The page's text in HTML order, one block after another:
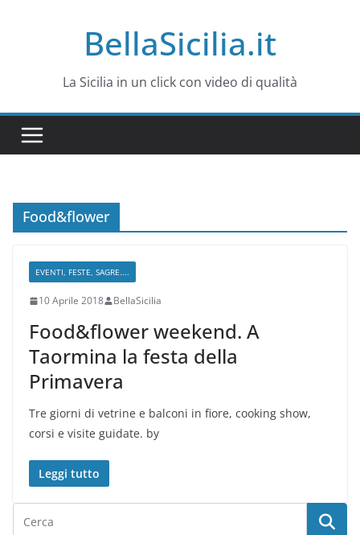
BellaSicilia.it
La Sicilia in un click con video di qualità
Food&flower
EVENTI, FESTE, SAGRE....
10 Aprile 2018 BellaSicilia
Food&flower weekend. A
Taormina la festa della
Primavera
Tre giorni di vetrine e balconi in fiore, cooking show,
corsi e visite guidate. by
Leggi tutto